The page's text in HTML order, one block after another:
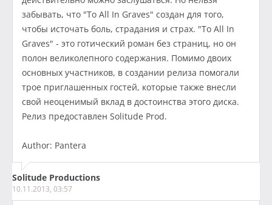
забывать, что "To All In Graves" создан для того,
чтобы источать боль, страдания и страх. "To All In
Graves" - это готический роман без страниц, но он
полон великолепного содержания. Помимо двоих
основных участников, в создании релиза помогали
трое приглашенных гостей, которые также внесли
свой неоценимый вклад в достоинства этого диска.
Релиз предоставлен Solitude Prod.
Author: Pantera
Solitude Productions
10.11.2013, 03:57